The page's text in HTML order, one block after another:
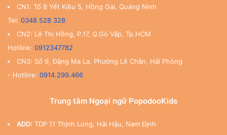
CN1: Tổ 8 Yết Kiêu 5, Hồng Gai, Quảng Ninh
Tel: 0348 528 328
CN2: Lê Thị Hồng, P.17, Q.Gò Vấp, Tp.HCM
Hotline: 0912347782
CN3: Số 9, Đặng Ma La, Phường Lê Chân, Hải Phòng
- Hotline: 0914.299.466
Trung tâm Ngoại ngữ PopodooKids
ADD: TDP 11 Thịnh Long, Hải Hậu, Nam Định